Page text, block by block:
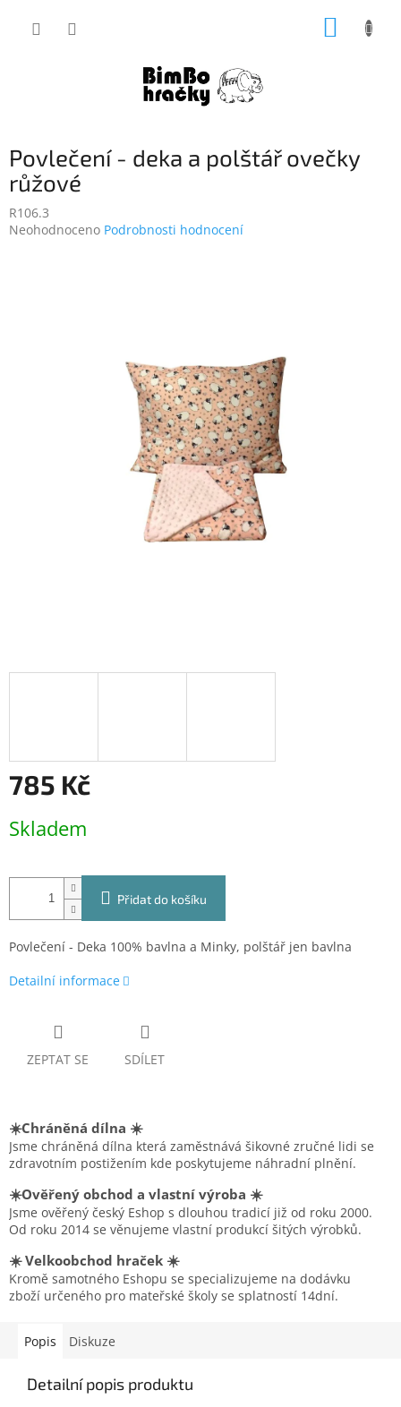
Povlečení - deka a polštář ovečky
růžové
R106.3
Průměrné
Neohodnoceno Podrobnosti hodnocení
785 Kč
cena:
Skladem
Přidat do košíku
Povlečení - Deka 100% bavlna a Minky, polštář jen bavlna
Detailní informace
ZEPTAT SE SDÍLET
☀️Chráněná dílna ☀️
Jsme chráněná dílna která zaměstnává šikovné zručné lidi se
zdravotním postižením kde poskytujeme náhradní plnění.
☀️Ověřený obchod a vlastní výroba ☀️
Jsme ověřený český Eshop s dlouhou tradicí již od roku 2000.
Od roku 2014 se věnujeme vlastní produkcí šitých výrobků.
☀️ Velkoobchod hraček ☀️
Kromě samotného Eshopu se specializujeme na dodávku
zboží určeného pro mateřské školy se splatností 14dní.
Popis Diskuze
Detailní popis produktu